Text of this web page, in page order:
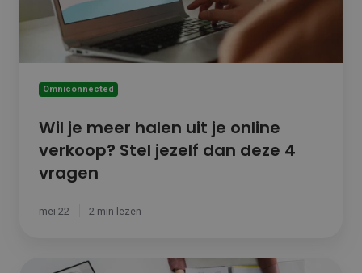
verkoop?
deze
vragen
Omniconnected
Wil je meer halen uit je online
verkoop? Stel jezelf dan deze 4
vragen
mei 22 2 min lezen
Optimaliseer